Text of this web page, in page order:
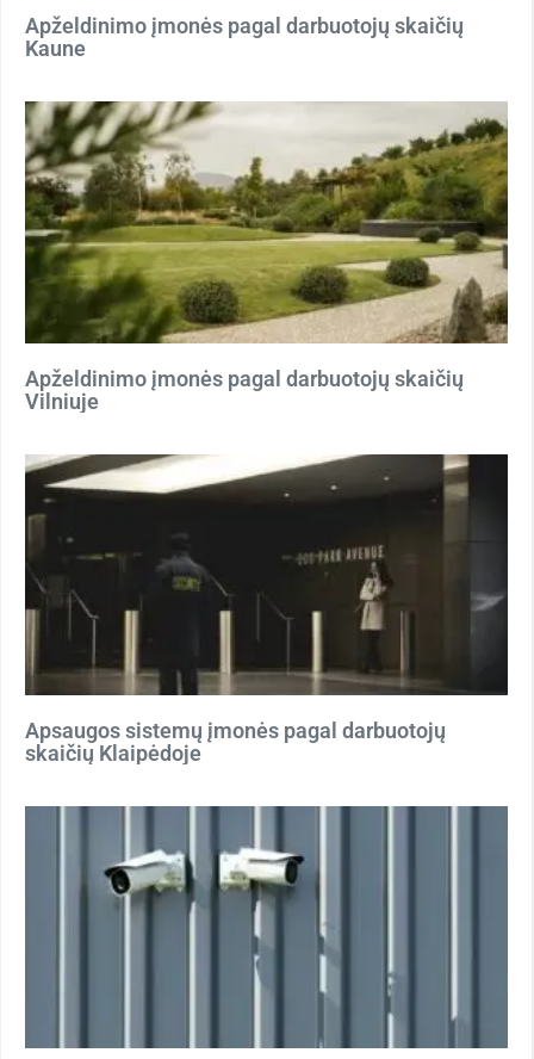
Apželdinimo įmonės pagal darbuotojų skaičių
Kaune
Apželdinimo įmonės pagal darbuotojų skaičių
Vilniuje
Apsaugos sistemų įmonės pagal darbuotojų
skaičių Klaipėdoje